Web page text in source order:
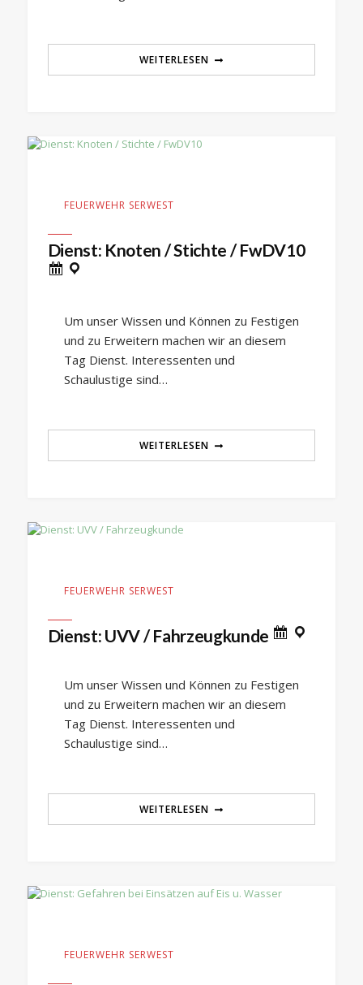
WEITERLESEN
FEUERWEHR SERWEST
Dienst: Knoten / Stichte / FwDV10
Um unser Wissen und Können zu Festigen
und zu Erweitern machen wir an diesem
Tag Dienst. Interessenten und
Schaulustige sind…
WEITERLESEN
FEUERWEHR SERWEST
Dienst: UVV / Fahrzeugkunde
Um unser Wissen und Können zu Festigen
und zu Erweitern machen wir an diesem
Tag Dienst. Interessenten und
Schaulustige sind…
WEITERLESEN
FEUERWEHR SERWEST